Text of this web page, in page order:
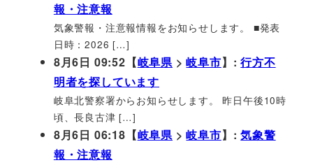
報・注意報
気象警報・注意報情報をお知らせします。 ■発表
日時：2026 […]
8月6日 09:52【岐阜県 >岐阜市】:行方不
明者を探しています
岐阜北警察署からお知らせします。 昨日午後10時
頃、長良古津 […]
8月6日 06:18【岐阜県 >岐阜市】:気象警
報・注意報